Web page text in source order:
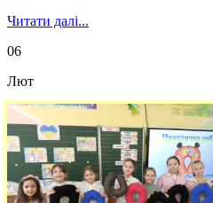
Читати далі...
06
Лют